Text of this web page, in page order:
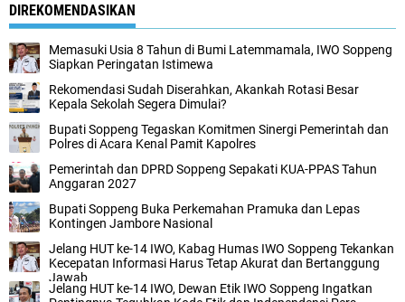
DIREKOMENDASIKAN
Memasuki Usia 8 Tahun di Bumi Latemmamala, IWO Soppeng
Siapkan Peringatan Istimewa
Rekomendasi Sudah Diserahkan, Akankah Rotasi Besar
Kepala Sekolah Segera Dimulai?
Bupati Soppeng Tegaskan Komitmen Sinergi Pemerintah dan
Polres di Acara Kenal Pamit Kapolres
Pemerintah dan DPRD Soppeng Sepakati KUA-PPAS Tahun
Anggaran 2027
Bupati Soppeng Buka Perkemahan Pramuka dan Lepas
Kontingen Jambore Nasional
Jelang HUT ke-14 IWO, Kabag Humas IWO Soppeng Tekankan
Kecepatan Informasi Harus Tetap Akurat dan Bertanggung
Jawab
Jelang HUT ke-14 IWO, Dewan Etik IWO Soppeng Ingatkan